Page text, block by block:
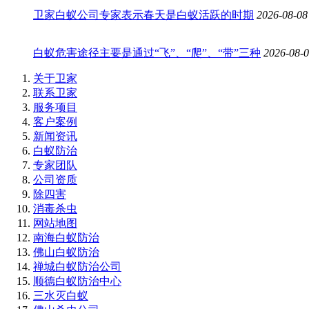
卫家白蚁公司专家表示春天是白蚁活跃的时期 2026-08-08
白蚁危害途径主要是通过“飞”、“爬”、“带”三种 2026-08-
关于卫家
联系卫家
服务项目
客户案例
新闻资讯
白蚁防治
专家团队
公司资质
除四害
消毒杀虫
网站地图
南海白蚁防治
佛山白蚁防治
禅城白蚁防治公司
顺德白蚁防治中心
三水灭白蚁